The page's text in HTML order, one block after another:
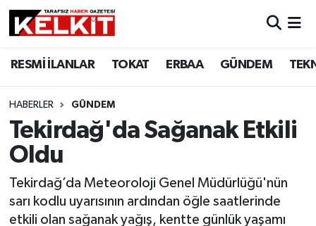
RESMİ İLANLAR TOKAT ERBAA GÜNDEM
HABERLER GÜNDEM
Tekirdağ'da Sağanak Etkili
Oldu
Tekirdağ’da Meteoroloji Genel Müdürlüğü'nün
sarı kodlu uyarısının ardından öğle saatlerinde
etkili olan sağanak yağış, kentte günlük yaşamı